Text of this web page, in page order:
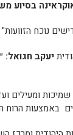
בסיוע
נוכח הזוועות"
יעקב חגואל:
ומעילים
באמצעות הרוח